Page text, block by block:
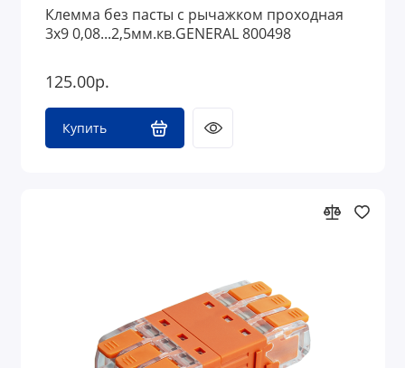
Клемма без пасты с рычажком проходная
3х9 0,08...2,5мм.кв.GENERAL 800498
125.00р.
Купить